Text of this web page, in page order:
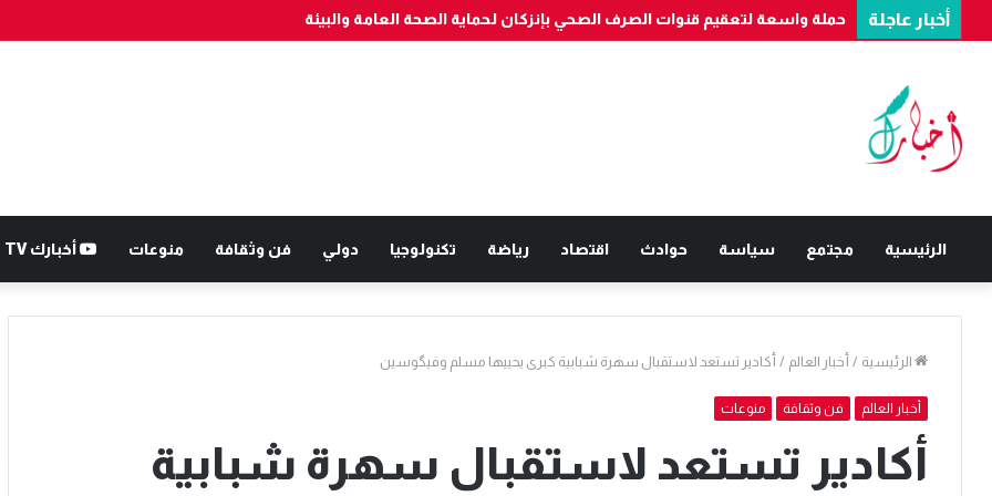
أخبار عاجلة حملة واسعة لتعقيم قنوات الصرف الصحي بإنزكان لحماية الصحة العامة والبيئة
الرئيسية مجتمع سياسة حوادث اقتصاد رياضة تكنولوجيا دولي فن وثقافة منوعات أخبارك TV
الرئيسية / أخبار العالم / أكادير تستعد لاستقبال سهرة شبابية كبرى يحييها مسلم وفيگوسين
أخبار العالم فن وثقافة منوعات
أكادير تستعد لاستقبال سهرة شبابية